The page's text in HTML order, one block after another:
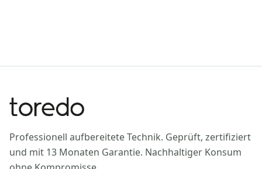
Professionell aufbereitete Technik. Geprüft, zertifiziert
und mit 13 Monaten Garantie. Nachhaltiger Konsum